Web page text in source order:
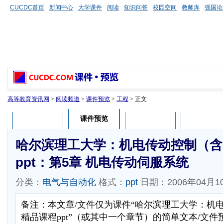
CUCDC首页 新闻中心 大学课件 阅读 知识问答 校园空间 教师库 强国
高等教育资讯网 > 阅读频道 > 课件预览 > 工程 > 正文
课件预览
哈尔滨理工大学：机电传动控制（
ppt：第5章 机电传动伺服系统
分类： 电气与自动化 格式： ppt 日期：2006年04月
备注：本文章/文件仅为课件“哈尔滨理工大学：机
精品课程ppt”（或其中一个章节）的简单文本/文件